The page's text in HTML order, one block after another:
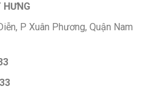
HƯNG
P Xuân Phương, Quận Nam